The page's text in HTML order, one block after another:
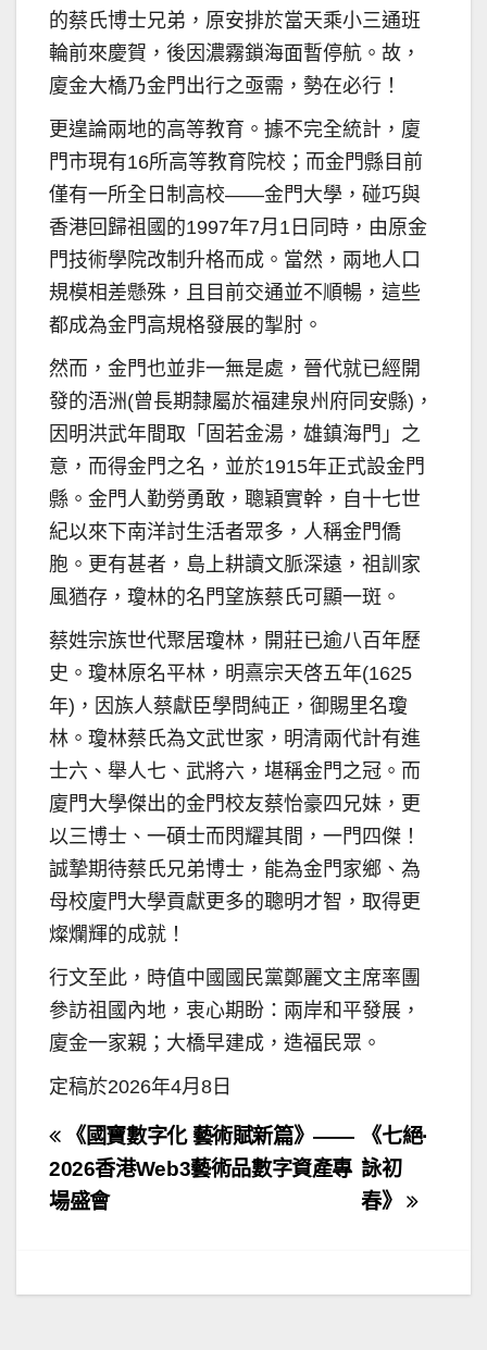
的蔡氏博士兄弟，原安排於當天乘小三通班
輪前來慶賀，後因濃霧鎖海面暫停航。故，
廈金大橋乃金門出行之亟需，勢在必行！
更遑論兩地的高等教育。據不完全統計，廈
門市現有16所高等教育院校；而金門縣目前
僅有一所全日制高校——金門大學，碰巧與
香港回歸祖國的1997年7月1日同時，由原金
門技術學院改制升格而成。當然，兩地人口
規模相差懸殊，且目前交通並不順暢，這些
都成為金門高規格發展的掣肘。
然而，金門也並非一無是處，晉代就已經開
發的浯洲(曾長期隸屬於福建泉州府同安縣)，
因明洪武年間取「固若金湯，雄鎮海門」之
意，而得金門之名，並於1915年正式設金門
縣。金門人勤勞勇敢，聰穎實幹，自十七世
紀以來下南洋討生活者眾多，人稱金門僑
胞。更有甚者，島上耕讀文脈深遠，祖訓家
風猶存，瓊林的名門望族蔡氏可顯一斑。
蔡姓宗族世代聚居瓊林，開莊已逾八百年歷
史。瓊林原名平林，明熹宗天啓五年(1625
年)，因族人蔡獻臣學問純正，御賜里名瓊
林。瓊林蔡氏為文武世家，明清兩代計有進
士六、舉人七、武將六，堪稱金門之冠。而
廈門大學傑出的金門校友蔡怡豪四兄妹，更
以三博士、一碩士而閃耀其間，一門四傑！
誠摯期待蔡氏兄弟博士，能為金門家鄉、為
母校廈門大學貢獻更多的聰明才智，取得更
燦爛輝的成就！
行文至此，時值中國國民黨鄭麗文主席率團
參訪祖國內地，衷心期盼：兩岸和平發展，
廈金一家親；大橋早建成，造福民眾。
定稿於2026年4月8日
文
章
導
《七絕·
詠初
春》
《國寶數字化 藝術賦新篇》——
2026香港Web3藝術品數字資產專
場盛會